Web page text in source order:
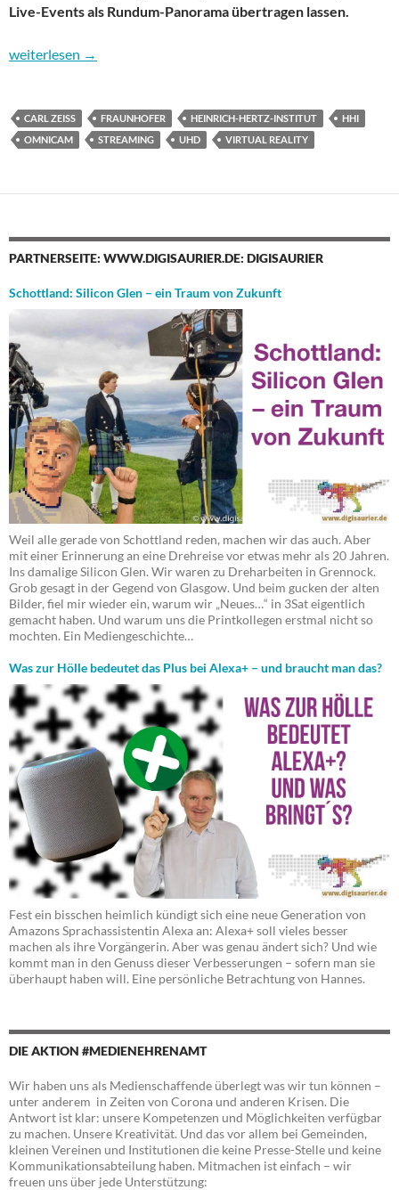
Live-Events als Rundum-Panorama übertragen lassen.
Fraunhofer HHI präsentiert Panorama-Videostreaming auf der
weiterlesen →
CARL ZEISS FRAUNHOFER HEINRICH-HERTZ-INSTITUT
HHI
OMNICAM
STREAMING UHD VIRTUAL REALITY
PARTNERSEITE: WWW.DIGISAURIER.DE: DIGISAURIER
Schottland: Silicon Glen – ein Traum von Zukunft
Weil alle gerade von Schottland reden, machen wir das auch. Aber
mit einer Erinnerung an eine Drehreise vor etwas mehr als 20 Jahren.
Ins damalige Silicon Glen. Wir waren zu Dreharbeiten in Grennock.
Grob gesagt in der Gegend von Glasgow. Und beim gucken der alten
Bilder, fiel mir wieder ein, warum wir „Neues…“ in 3Sat eigentlich
gemacht haben. Und warum uns die Printkollegen erstmal nicht so
mochten. Ein Mediengeschichte…
Was zur Hölle bedeutet das Plus bei Alexa+ – und braucht man das?
Fest ein bisschen heimlich kündigt sich eine neue Generation von
Amazons Sprachassistentin Alexa an: Alexa+ soll vieles besser
machen als ihre Vorgängerin. Aber was genau ändert sich? Und wie
kommt man in den Genuss dieser Verbesserungen – sofern man sie
überhaupt haben will. Eine persönliche Betrachtung von Hannes.
DIE AKTION #MEDIENEHRENAMT
Wir haben uns als Medienschaffende überlegt was wir tun können –
unter anderem in Zeiten von Corona und anderen Krisen. Die
Antwort ist klar: unsere Kompetenzen und Möglichkeiten verfügbar
zu machen. Unsere Kreativität. Und das vor allem bei Gemeinden,
kleinen Vereinen und Institutionen die keine Presse-Stelle und keine
Kommunikationsabteilung haben. Mitmachen ist einfach – wir
freuen uns über jede Unterstützung: